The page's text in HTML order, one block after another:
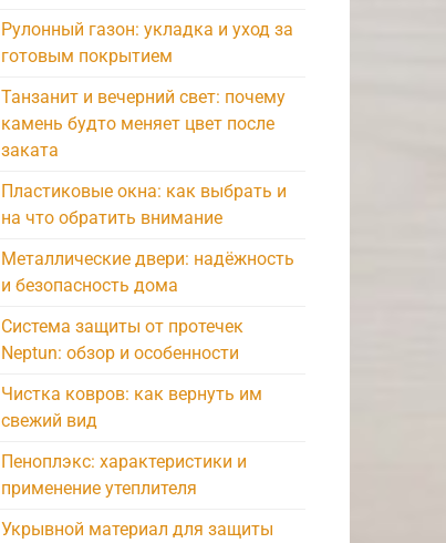
Рулонный газон: укладка и уход за
готовым покрытием
Танзанит и вечерний свет: почему
камень будто меняет цвет после
заката
Пластиковые окна: как выбрать и
на что обратить внимание
Металлические двери: надёжность
и безопасность дома
Система защиты от протечек
Neptun: обзор и особенности
Чистка ковров: как вернуть им
свежий вид
Пеноплэкс: характеристики и
применение утеплителя
Укрывной материал для защиты